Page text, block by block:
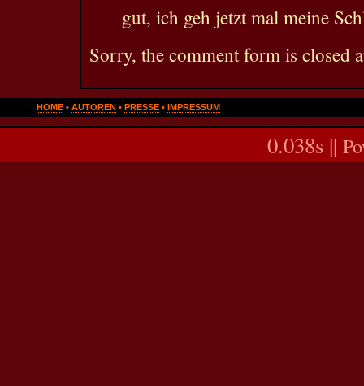
gut, ich geh jetzt mal meine
Sorry, the comment form is closed
HOME • AUTOREN • PRESSE • IMPRESSUM
0.038s ||